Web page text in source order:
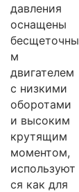
давления
оснащены
бесщеточны
м
двигателем
с низкими
оборотами
и высоким
крутящим
моментом,
используют
ся как для